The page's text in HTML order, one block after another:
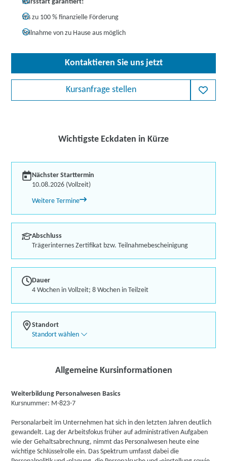
Kursstart garantiert!
Bis zu 100 % finanzielle Förderung
Teilnahme von zu Hause aus möglich
Kontaktieren Sie uns jetzt
Kursanfrage stellen
Wichtigste Eckdaten in Kürze
Nächster Starttermin
10.08.2026 (Vollzeit)
Weitere Termine
Abschluss
Trägerinternes Zertifikat bzw. Teilnahmebescheinigung
Dauer
4 Wochen in Vollzeit; 8 Wochen in Teilzeit
Standort
Standort wählen
Allgemeine Kursinformationen
Weiterbildung Personalwesen Basics
Kursnummer: M-823-7
Personalarbeit im Unternehmen hat sich in den letzten Jahren deutlich
gewandelt. Lag der Arbeitsfokus früher auf administrativen Aufgaben
wie der Gehaltsabrechnung, nimmt das Personalwesen heute eine
wichtige Schlüsselrolle ein. Das Spektrum umfasst dabei die